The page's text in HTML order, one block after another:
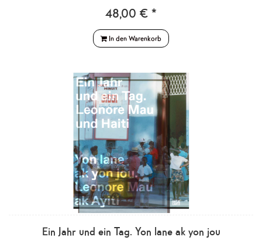
48,00 € *
In den Warenkorb
Ein Jahr und ein Tag. Yon lane ak yon jou